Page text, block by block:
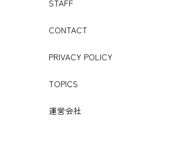
STAFF
CONTACT
PRIVACY POLICY
TOPICS
運営会社